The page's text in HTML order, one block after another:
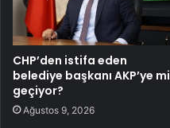
CHP’den istifa eden
belediye başkanı AKP’ye mi
geçiyor?
Ağustos 9, 2026